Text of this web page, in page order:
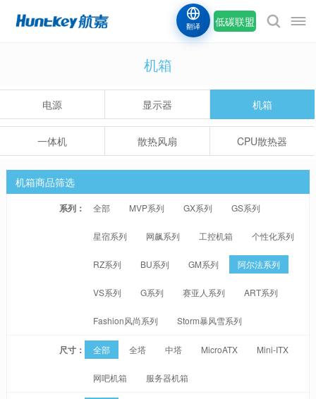
低碳联盟
翻译
机箱
电源 显示器 机箱
一体机 散热风扇 CPU散热器
机箱商品筛选
系列： 全部 MVP系列 GX系列 GS系列
星宿系列 网飙系列 工控机箱 个性化系列
RZ系列 BU系列 GM系列 阿尔法系列
VS系列 G系列 赛亚人系列 ART系列
Fashion风尚系列 Storm暴风雪系列
尺寸： 全部 全塔 中塔 MicroATX Mini-ITX
网吧机箱 服务器机箱